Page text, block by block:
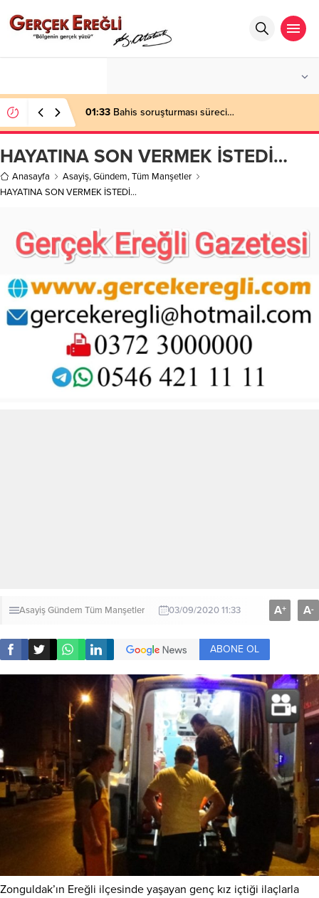
01:33 Bahis soruşturması süreci…
HAYATINA SON VERMEK İSTEDİ…
Anasayfa Asayiş,Gündem,Tüm Manşetler
HAYATINA SON VERMEK İSTEDİ…
AsayişGündem Tüm Manşetler 03/09/2020 11:33 A+ A-
ABONE OL
Zonguldak’ın Ereğli ilçesinde yaşayan genç kız içtiği ilaçlarla